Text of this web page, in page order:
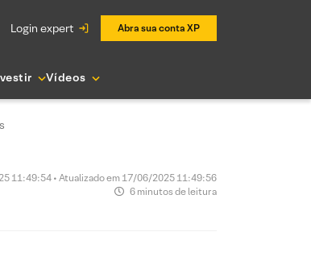
login expert Abra sua conta XP
Vídeos
11:49:54 • Atualizado em 17/06/2025 11:49:56
6 minutos de leitura